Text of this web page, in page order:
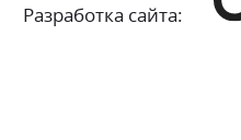
Разработка сайта: